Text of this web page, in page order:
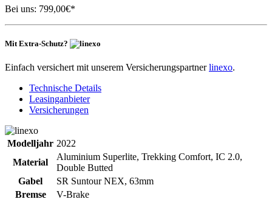
Bei uns: 799,00€*
Mit Extra-Schutz?
Einfach versichert mit unserem Versicherungspartnerlinexo.
Technische Details
Leasinganbieter
Versicherungen
Modelljahr 2022
Material
Aluminium Superlite, Trekking Comfort, IC 2.0,
Double Butted
Gabel
SR Suntour NEX, 63mm
Bremse
V-Brake